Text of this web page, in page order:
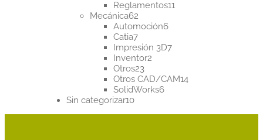
productos
Reglamentos1111
Mecánica6262
productos
Automoción66
Catia77
productos
Impresión 3D77
Inventor22
Otros2323
productos
Otros CAD/CAM1414
SolidWorks66
Sin categorizar1010